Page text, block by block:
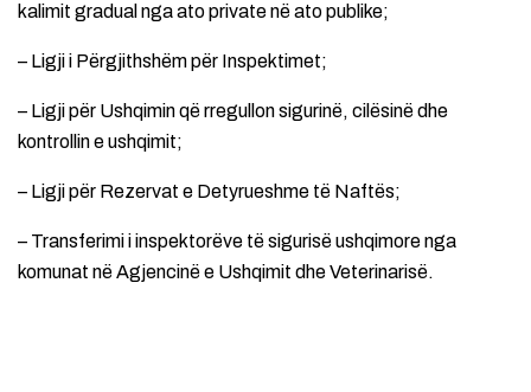
kalimit gradual nga ato private në ato publike;
– Ligji i Përgjithshëm për Inspektimet;
– Ligji për Ushqimin që rregullon sigurinë, cilësinë dhe
kontrollin e ushqimit;
– Ligji për Rezervat e Detyrueshme të Naftës;
– Transferimi i inspektorëve të sigurisë ushqimore nga
komunat në Agjencinë e Ushqimit dhe Veterinarisë.